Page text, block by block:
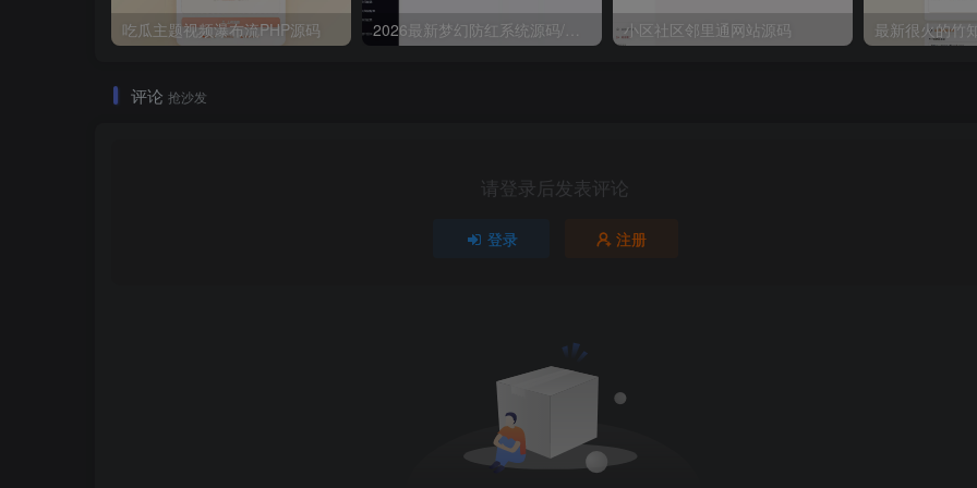
吃瓜主题视频瀑布流PHP源码 小区社区邻里通网站源码
评论 抢沙发
请登录后发表评论
登录 注册